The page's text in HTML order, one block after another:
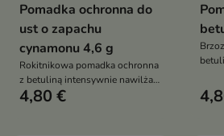
Pomadka ochronna do
ust o zapachu
cynamonu 4,6 g
Rokitnikowa pomadka ochronna
z betuliną intensywnie nawilża i
regeneruje suche usta, pomaga
4,80 €